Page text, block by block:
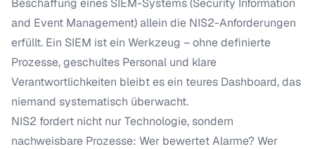
Beschaffung eines SIEM-Systems(Security Information
and Event Management) allein die NIS2-Anforderungen
erfüllt. Ein SIEM ist ein Werkzeug – ohne definierte
Prozesse, geschultes Personal und klare
Verantwortlichkeiten bleibt es ein teures Dashboard, das
niemand systematisch überwacht.
NIS2 fordert nicht nur Technologie, sondern
nachweisbare Prozesse: Wer bewertet Alarme? Wer